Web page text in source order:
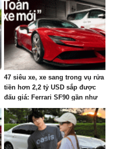
68 tỷ đồng
47 siêu xe, xe sang trong vụ rửa
tiền hơn 2,2 tỷ USD sắp được
đấu giá: Ferrari SF90 gần như
mới, Rolls-Royce xếp hàng dài